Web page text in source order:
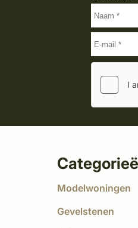
Modelwoningen
Gevelstenen